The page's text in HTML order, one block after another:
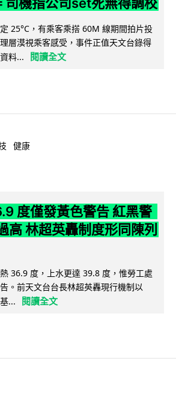
25°C，有乘客乘搭 60M 線期間拍片投
層漠視乘客感受，事件正值天文台錄得
料...
閱讀全文
健康
度僅發黃色警告 紅黑警
高 林超英轟制度形同陳列
36.9 度，上水更達 39.8 度，惟勞工處
。前天文台台長林超英轟現行機制以
...
閱讀全文